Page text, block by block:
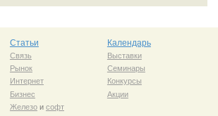
Статьи
Связь
Рынок
Интернет
Бизнес
Железоисофт
Календарь
Выставки
Семинары
Конкурсы
Акции